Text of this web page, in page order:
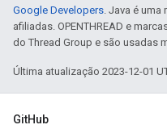
Google Developers. Java é uma
afiliadas. OPENTHREAD e
do Thread Group e são usadas
Última atualização 2023-12-01
GitHub